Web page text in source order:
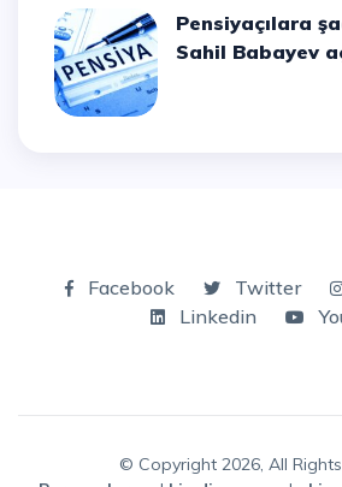
Pensiyaçılara şad xəbər –
Sahil Babayev
Facebook Twitter
Linkedin
© Copyright 2026, All